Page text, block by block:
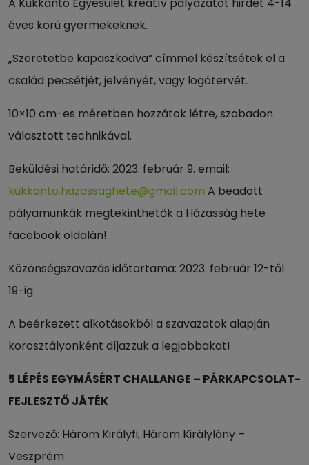
éves korú gyermekeknek.
„Szeretetbe kapaszkodva” címmel készítsétek el a
család pecsétjét, jelvényét, vagy logótervét.
10×10 cm-es méretben hozzátok létre, szabadon
választott technikával.
Beküldési határidő: 2023. február 9. email:
kukkanto.hazassaghete@gmail.com A beadott
pályamunkák megtekinthetők a Házasság hete
facebook oldalán!
Közönségszavazás időtartama: 2023. február 12-től
19-ig.
A beérkezett alkotásokból a szavazatok alapján
korosztályonként díjazzuk a legjobbakat!
5 LÉPÉS EGYMÁSÉRT CHALLANGE – PÁRKAPCSOLAT-
FEJLESZTŐ JÁTÉK
Szervező: Három Királyfi, Három Királylány –
Veszprém